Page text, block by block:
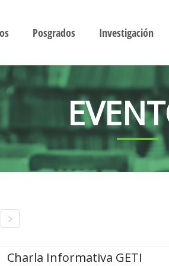
Posgrados Investigación
Charla Informativa GETI